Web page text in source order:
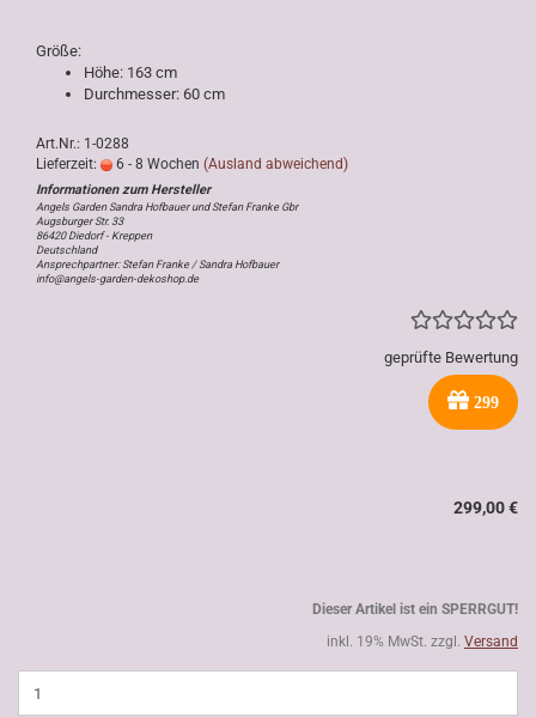
Größe:
Höhe: 163 cm
Durchmesser: 60 cm
Art.Nr.: 1-0288
Lieferzeit:
6 - 8 Wochen (Ausland abweichend)
Angels Garden Sandra Hofbauer und Stefan Franke Gbr
Augsburger Str. 33
86420 Diedorf - Kreppen
Deutschland
Ansprechpartner: Stefan Franke / Sandra Hofbauer
info@angels-garden-dekoshop.de
geprüfte Bewertung
299
299,00 €
Dieser Artikel ist ein SPERRGUT!
inkl. 19% MwSt. zzgl. Versand